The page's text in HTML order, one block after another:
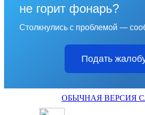
не горит фонарь?
Столкнулись с проблемой —
Подать
ОБЫЧНАЯ ВЕРСИЯ